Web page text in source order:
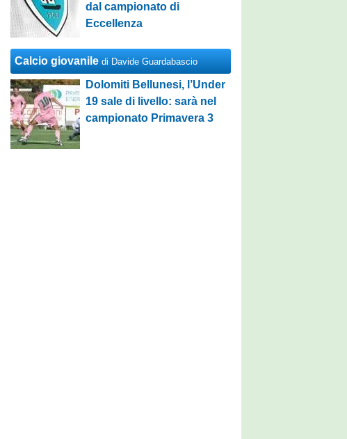
dal campionato di
Eccellenza
Calcio giovanile di Davide Guardabascio
Dolomiti Bellunesi, l’Under
19 sale di livello: sarà nel
campionato Primavera 3